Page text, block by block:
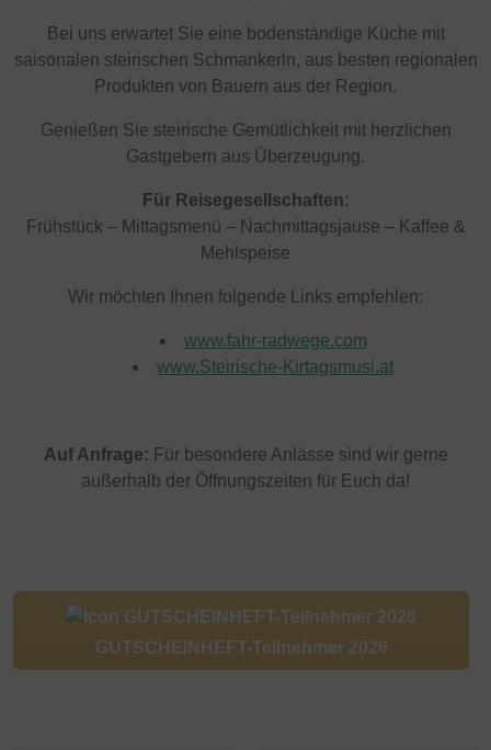
Bei uns erwartet Sie eine bodenständige Küche mit
saisonalen steirischen Schmankerln, aus besten regionalen
Produkten von Bauern aus der Region.
Genießen Sie steirische Gemütlichkeit mit herzlichen
Gastgebern aus Überzeugung.
Für Reisegesellschaften:
Frühstück – Mittagsmenü – Nachmittagsjause – Kaffee &
Mehlspeise
Wir möchten Ihnen folgende Links empfehlen:
www.fahr-radwege.com
www.Steirische-Kirtagsmusi.at
Auf Anfrage: Für besondere Anlässe sind wir gerne
außerhalb der Öffnungszeiten für Euch da!
GUTSCHEINHEFT-Teilnehmer 2026